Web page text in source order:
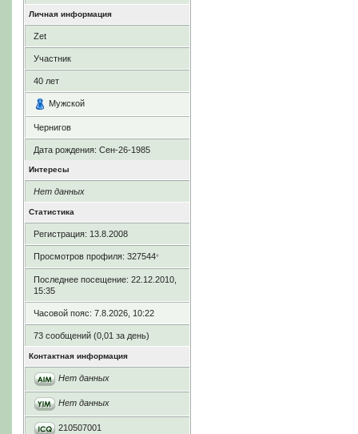
Личная информация
Zet
Участник
40 лет
Мужской
Чернигов
Дата рождения: Сен-26-1985
Интересы
Нет данных
Статистика
Регистрация: 13.8.2008
Просмотров профиля: 327544*
Последнее посещение: 22.12.2010,
15:35
Часовой пояс: 7.8.2026, 10:22
73 сообщений (0,01 за день)
Контактная информация
Нет данных
Нет данных
210507001